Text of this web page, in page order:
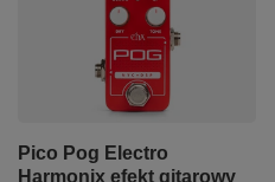
Pico Pog Electro
Harmonix efekt gitarowy